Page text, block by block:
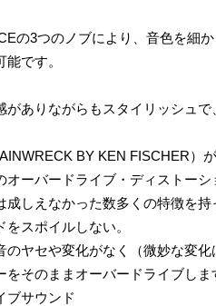
の3つのノブにより、音色を細
です。
がありながらもスタイリッシュ
BY KEN FISCHER
ーバードライブ・ディストーシ
しえなかった数多くの特徴を持
スポイルしない。
のヤセや変化がなく（微妙な変
そのままオーバードライブしま
ブサウンド